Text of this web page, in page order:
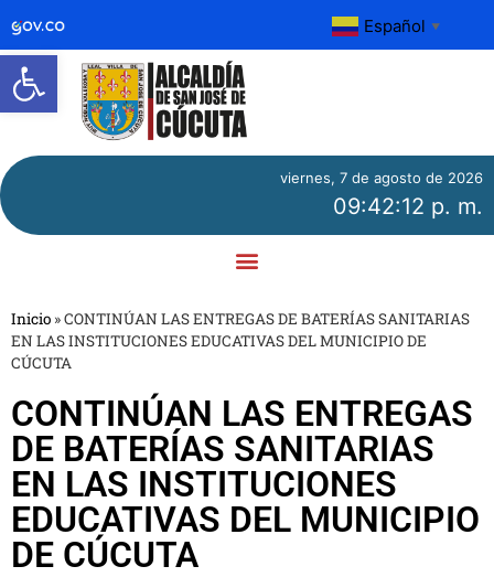
Abrir barra de herramientas
Español ▼
viernes, 7 de agosto de 2026
09:42:12 p. m.
Inicio »CONTINÚAN LAS ENTREGAS DE BATERÍAS SANITARIAS
EN LAS INSTITUCIONES EDUCATIVAS DEL MUNICIPIO DE
CÚCUTA
CONTINÚAN LAS ENTREGAS
DE BATERÍAS SANITARIAS
EN LAS INSTITUCIONES
EDUCATIVAS DEL MUNICIPIO
DE CÚCUTA